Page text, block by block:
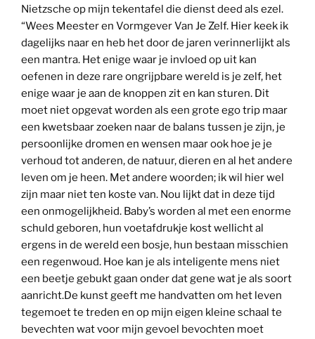
Nietzsche op mijn tekentafel die dienst deed als ezel.
“Wees Meester en Vormgever Van Je Zelf. Hier keek ik
dagelijks naar en heb het door de jaren verinnerlijkt als
een mantra. Het enige waar je invloed op uit kan
oefenen in deze rare ongrijpbare wereld is je zelf, het
enige waar je aan de knoppen zit en kan sturen. Dit
moet niet opgevat worden als een grote ego trip maar
een kwetsbaar zoeken naar de balans tussen je zijn, je
persoonlijke dromen en wensen maar ook hoe je je
verhoud tot anderen, de natuur, dieren en al het andere
leven om je heen. Met andere woorden; ik wil hier wel
zijn maar niet ten koste van. Nou lijkt dat in deze tijd
een onmogelijkheid. Baby’s worden al met een enorme
schuld geboren, hun voetafdrukje kost wellicht al
ergens in de wereld een bosje, hun bestaan misschien
een regenwoud. Hoe kan je als inteligente mens niet
een beetje gebukt gaan onder dat gene wat je als soort
aanricht.De kunst geeft me handvatten om het leven
tegemoet te treden en op mijn eigen kleine schaal te
bevechten wat voor mijn gevoel bevochten moet